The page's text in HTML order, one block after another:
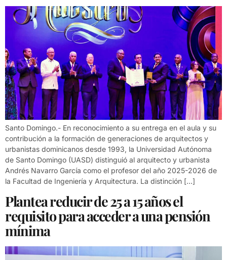
Santo Domingo.- En reconocimiento a su entrega en el aula y su
contribución a la formación de generaciones de arquitectos y
urbanistas dominicanos desde 1993, la Universidad Autónoma
de Santo Domingo (UASD) distinguió al arquitecto y urbanista
Andrés Navarro García como el profesor del año 2025-2026 de
la Facultad de Ingeniería y Arquitectura. La distinción […]
Plantea reducir de 25 a 15 años el
requisito para acceder a una pensión
mínima